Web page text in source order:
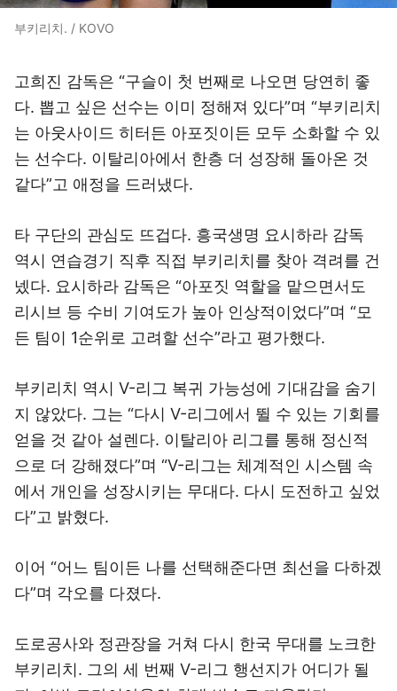
부키리치. / KOVO
고희진 감독은 “구슬이 첫 번째로 나오면 당연히 좋
다. 뽑고 싶은 선수는 이미 정해져 있다”며 “부키리치
는 아웃사이드 히터든 아포짓이든 모두 소화할 수 있
는 선수다. 이탈리아에서 한층 더 성장해 돌아온 것
같다”고 애정을 드러냈다.
타 구단의 관심도 뜨겁다. 흥국생명 요시하라 감독
역시 연습경기 직후 직접 부키리치를 찾아 격려를 건
넸다. 요시하라 감독은 “아포짓 역할을 맡으면서도
리시브 등 수비 기여도가 높아 인상적이었다”며 “모
든 팀이 1순위로 고려할 선수”라고 평가했다.
부키리치 역시 V-리그 복귀 가능성에 기대감을 숨기
지 않았다. 그는 “다시 V-리그에서 뛸 수 있는 기회를
얻을 것 같아 설렌다. 이탈리아 리그를 통해 정신적
으로 더 강해졌다”며 “V-리그는 체계적인 시스템 속
에서 개인을 성장시키는 무대다. 다시 도전하고 싶었
다”고 밝혔다.
이어 “어느 팀이든 나를 선택해준다면 최선을 다하겠
다”며 각오를 다졌다.
도로공사와 정관장을 거쳐 다시 한국 무대를 노크한
부키리치. 그의 세 번째 V-리그 행선지가 어디가 될